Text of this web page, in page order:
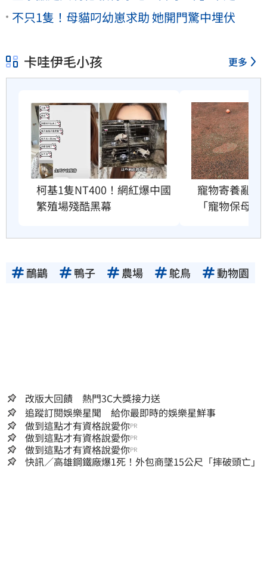
不只1隻！母貓叼幼崽求助 她開門驚中埋伏
卡哇伊毛小孩 更多
柯基1隻NT400！網紅爆中國
繁殖場殘酷黑幕
寵物寄養亂象
「寵物保母回
鴯鶓 鴨子 農場 鴕鳥 動物園
改版大回饋 熱門3C大獎接力送
追蹤訂閱娛樂星聞 給你最即時的娛樂星鮮事
做到這點才有資格說愛你PR
做到這點才有資格說愛你PR
做到這點才有資格說愛你PR
快訊／高雄鋼鐵廠爆1死！外包商墜15公尺「摔破頭亡」